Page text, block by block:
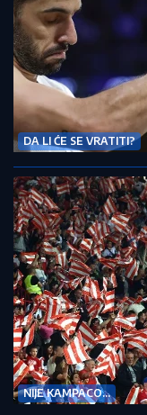
DA LI ĆE SE VRATITI?
NIJE KAMPACO...